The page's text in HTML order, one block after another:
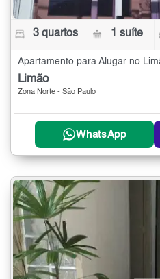
3 quartos 1 suíte
Apartamento para Alugar no
Limão
Zona Norte - São Paulo
WhatsApp